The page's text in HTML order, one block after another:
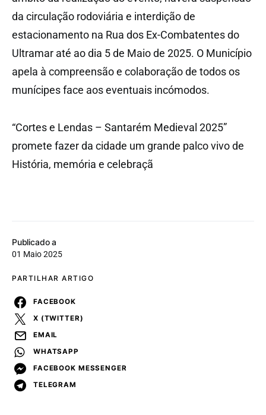
Publicado a
01 Maio 2025
PARTILHAR ARTIGO
FACEBOOK
X (TWITTER)
EMAIL
WHATSAPP
FACEBOOK MESSENGER
TELEGRAM
da circulação rodoviária e interdição de
estacionamento na Rua dos Ex-Combatentes do
Ultramar até ao dia 5 de Maio de 2025. O Município
apela à compreensão e colaboração de todos os
munícipes face aos eventuais incómodos.
“Cortes e Lendas – Santarém Medieval 2025”
promete fazer da cidade um grande palco vivo de
História, memória e celebraçã